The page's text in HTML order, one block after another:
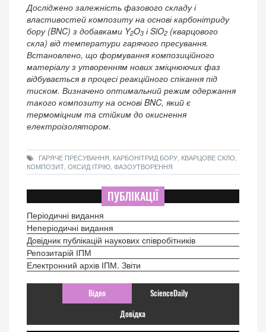
Досліджено залежність фазового складу і
властивостей композиту на основі карбонітриду
бору (BNC) з добавками Y2O3 і SiO2 (кварцового
скла) від температури гарячого пресування.
Встановлено, що формування композиційного
матеріалу з утворенням нових зміцнюючих фаз
відбувається в процесі реакційного спікання під
тиском. Визначено оптимальний режим одержання
такого композиту на основі BNC, який є
термоміцним та стійким до окиснення
електроізолятором.
ГАРЯЧЕ ПРЕСУВАННЯ, КАРБОНІТРИД БОРУ, КВАРЦОВЕ СКЛО,
КОМПОЗИТ, ОКСИД ІТРІЮ, ФАЗОУТВОРЕННЯ
ПУБЛІКАЦІЇ
Періодичні видання
Неперіодичні видання
Довідник публікацій наукових співробітників
Репозитарій ІПМ
Електронний архів ІПМ. Звіти
Відео ScienceDaily
Довідка